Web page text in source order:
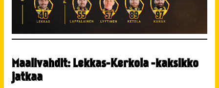
Maalivahdit: Lekkas-Kerkola -kaksikko
jatkaa